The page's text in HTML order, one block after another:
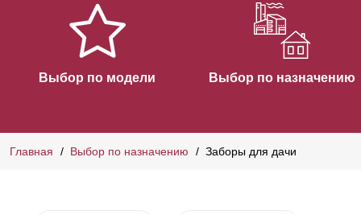
Выбор по модели Выбор по назначению
Главная Выбор по назначению Заборы для дачи